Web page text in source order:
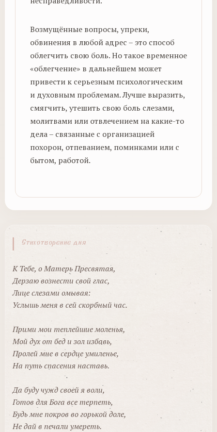
Возмущённые вопросы, упреки,
обвинения в любой адрес – это способ
облегчить свою боль. Но такое временное
«облегчение» в дальнейшем может
привести к серьезным психологическим
и духовным проблемам. Лучше выразить,
смягчить, утешить свою боль слезами,
молитвами или отвлечением на какие-то
дела – связанные с организацией
похорон, отпеванием, поминками или с
бытом, работой.
Стихотворение дня
К Тебе, о Матерь Пресвятая,
Дерзаю вознести свой глас,
Лице слезами омывая:
Услышь меня в сей скорбный час.
Прими мои теплейшие моленья,
Мой дух от бед и зол избавь,
Пролей мне в сердце умиленье,
На путь спасения наставь.
Да буду чужд своей я воли,
Готов для Бога все терпеть,
Будь мне покров во горькой доле,
Не дай в печали умереть.